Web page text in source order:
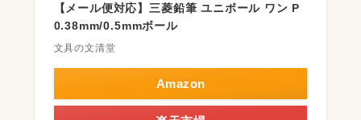
【メール便対応】三菱鉛筆 ユニボール ワン P
0.38mm/0.5mmボール
文具の文清堂
Amazon